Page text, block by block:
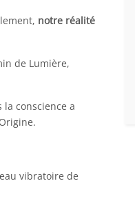
notre réalité
de Lumière,
conscience a
vibratoire de